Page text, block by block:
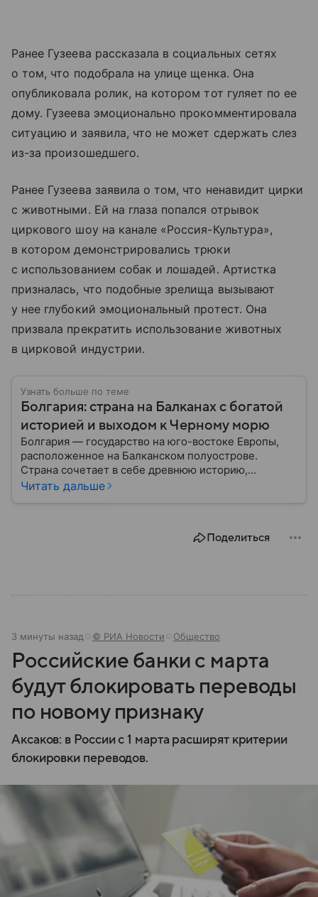
Ранее Гузеева рассказала в социальных сетях
о том, что подобрала на улице щенка. Она
опубликовала ролик, на котором тот гуляет по ее
дому. Гузеева эмоционально прокомментировала
ситуацию и заявила, что не может сдержать слез
из-за произошедшего.
Ранее Гузеева заявила о том, что ненавидит цирки
с животными. Ей на глаза попался отрывок
циркового шоу на канале «Россия-Культура»,
в котором демонстрировались трюки
с использованием собак и лошадей. Артистка
призналась, что подобные зрелища вызывают
у нее глубокий эмоциональный протест. Она
призвала прекратить использование животных
в цирковой индустрии.
Узнать больше по теме
Болгария: страна на Балканах с богатой
историей и выходом к Черному морю
Болгария — государство на юго-востоке Европы,
расположенное на Балканском полуострове.
Страна сочетает в себе древнюю историю,
разнообразную культуру и важное географическое
Читать дальше
Поделиться
3 минуты назад © РИА Новости Общество
Российские банки с марта
будут блокировать переводы
по новому признаку
Аксаков: в России с 1 марта расширят критерии
блокировки переводов.